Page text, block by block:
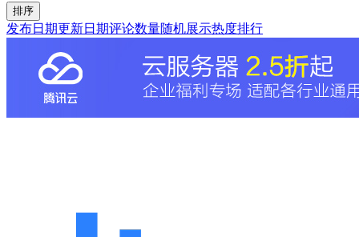
排序
发布日期更新日期评论数量随机展示热度排行